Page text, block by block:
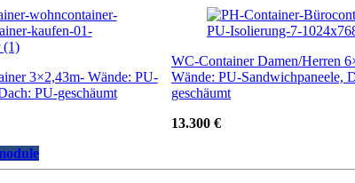
3×2,43m- Wände: PU-
PU-geschäumt
WC-Container Damen/Herren
Wände: PU-Sandwichpaneele,
geschäumt
13.300 €